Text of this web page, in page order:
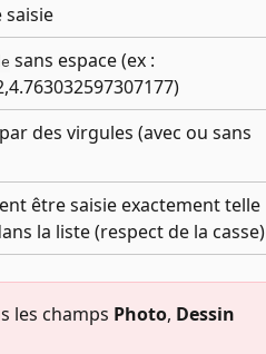
saisie
sans espace (ex :
des virgules (avec ou sans
être saisie exactement telle
la liste (respect de la casse)
les champs Photo, Dessin